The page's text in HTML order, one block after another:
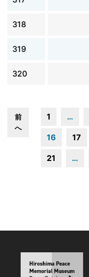
318
319
320
前
へ
1 …
16 17
21 …